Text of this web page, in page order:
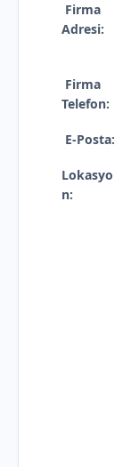
Firma
Adresi:
Firma
Telefon:
E-Posta:
Lokasyo
n: